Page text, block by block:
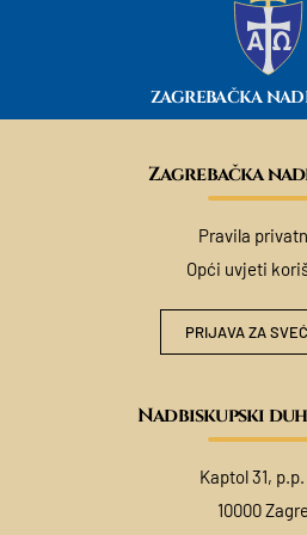
ZAGREBAČKA
Zagrebačka
Pravila
Opći uvjeti
PRIJAVA ZA
Nadbiskupski
Kaptol 31,
10000